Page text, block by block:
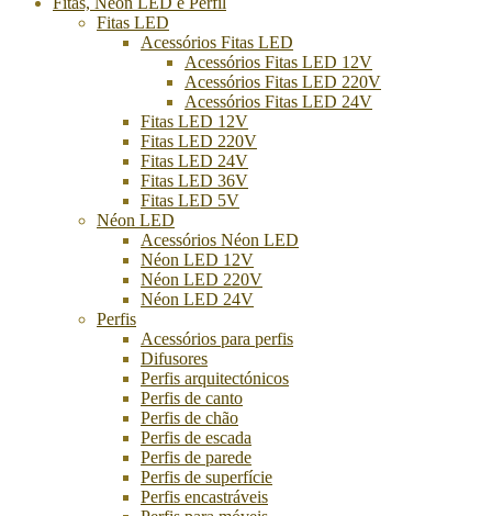
Fitas LED
Acessórios Fitas LED
Acessórios Fitas LED 12V
Acessórios Fitas LED 220V
Acessórios Fitas LED 24V
Fitas LED 12V
Fitas LED 220V
Fitas LED 24V
Fitas LED 36V
Fitas LED 5V
Néon LED
Acessórios Néon LED
Néon LED 12V
Néon LED 220V
Néon LED 24V
Perfis
Acessórios para perfis
Difusores
Perfis arquitectónicos
Perfis de canto
Perfis de chão
Perfis de escada
Perfis de parede
Perfis de superfície
Perfis encastráveis